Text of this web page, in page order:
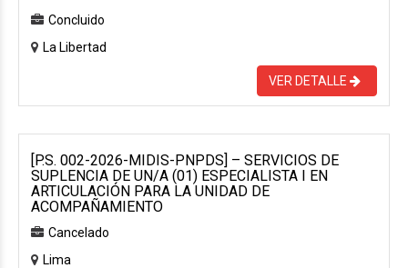
Concluido
La Libertad
VER DETALLE
[P.S. 002-2026-MIDIS-PNPDS] – SERVICIOS DE
SUPLENCIA DE UN/A (01) ESPECIALISTA I EN
ARTICULACIÓN PARA LA UNIDAD DE
ACOMPAÑAMIENTO
Cancelado
Lima